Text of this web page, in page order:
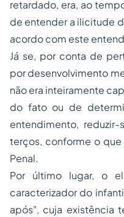
retardado, era, ao
de entender a ilicitude
acordo com este
Já se, por conta de
por desenvolvimento
não era inteiramente
do fato ou de
entendimento,
terços, conforme o
Penal.
Por último lugar, o
caracterizador do
após", cuja existência